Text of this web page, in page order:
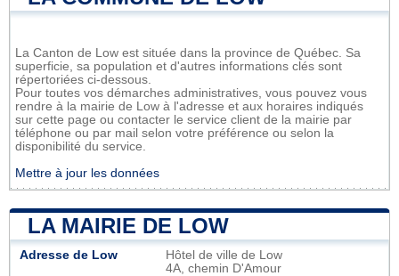
La Canton de Low est située dans la province de Québec. Sa
superficie, sa population et d'autres informations clés sont
répertoriées ci-dessous.
Pour toutes vos démarches administratives, vous pouvez vous
rendre à la mairie de Low à l'adresse et aux horaires indiqués
sur cette page ou contacter le service client de la mairie par
téléphone ou par mail selon votre préférence ou selon la
disponibilité du service.
Mettre à jour les données
LA MAIRIE DE LOW
Adresse de Low
Hôtel de ville de Low
4A, chemin D'Amour